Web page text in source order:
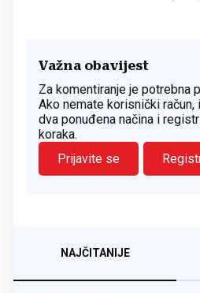
Važna obavijest
Za komentiranje je potrebna
Ako nemate korisnički
dva ponuđena načina i
koraka.
Prijavite se
NAJČITANIJE